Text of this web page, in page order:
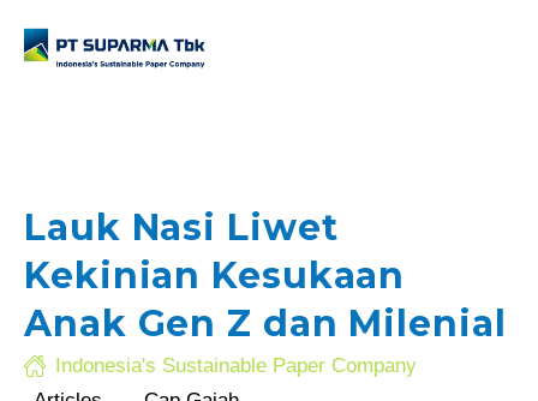
Lauk Nasi Liwet
Kekinian Kesukaan
Anak Gen Z dan Milenial
Indonesia's Sustainable Paper Company